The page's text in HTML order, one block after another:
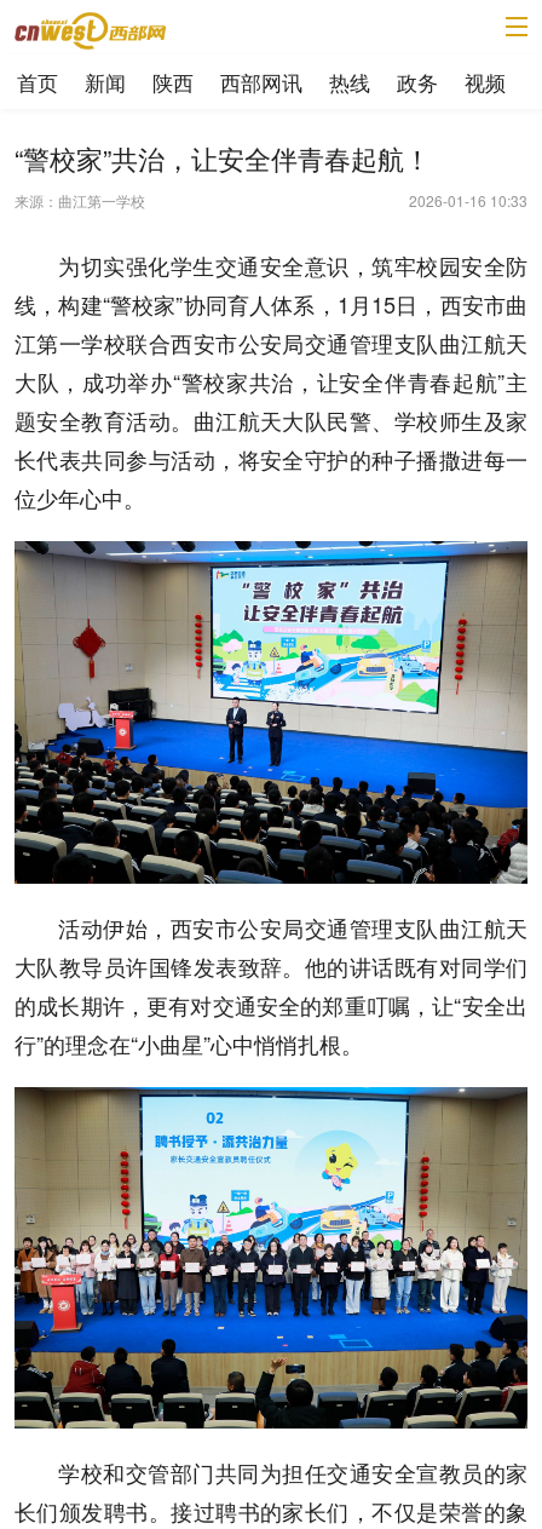
首页 新闻 陕西 西部网讯 热线 政务 视频
“警校家”共治，让安全伴青春起航！
来源：曲江第一学校 2026-01-16 10:33
为切实强化学生交通安全意识，筑牢校园安全防
线，构建“警校家”协同育人体系，1月15日，西安市曲
江第一学校联合西安市公安局交通管理支队曲江航天
大队，成功举办“警校家共治，让安全伴青春起航”主
题安全教育活动。曲江航天大队民警、学校师生及家
长代表共同参与活动，将安全守护的种子播撒进每一
位少年心中。
活动伊始，西安市公安局交通管理支队曲江航天
大队教导员许国锋发表致辞。他的讲话既有对同学们
的成长期许，更有对交通安全的郑重叮嘱，让“安全出
行”的理念在“小曲星”心中悄悄扎根。
学校和交管部门共同为担任交通安全宣教员的家
长们颁发聘书。接过聘书的家长们，不仅是荣誉的象